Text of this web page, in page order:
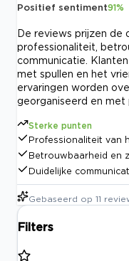
Positief sentiment91%
De reviews prijzen de
professionaliteit,
communicatie.
met spullen en het
ervaringen worden
georganiseerd en met
Sterke punten
Professionaliteit van
Betrouwbaarheid en
Duidelijke
Gebaseerd op 11
Filters